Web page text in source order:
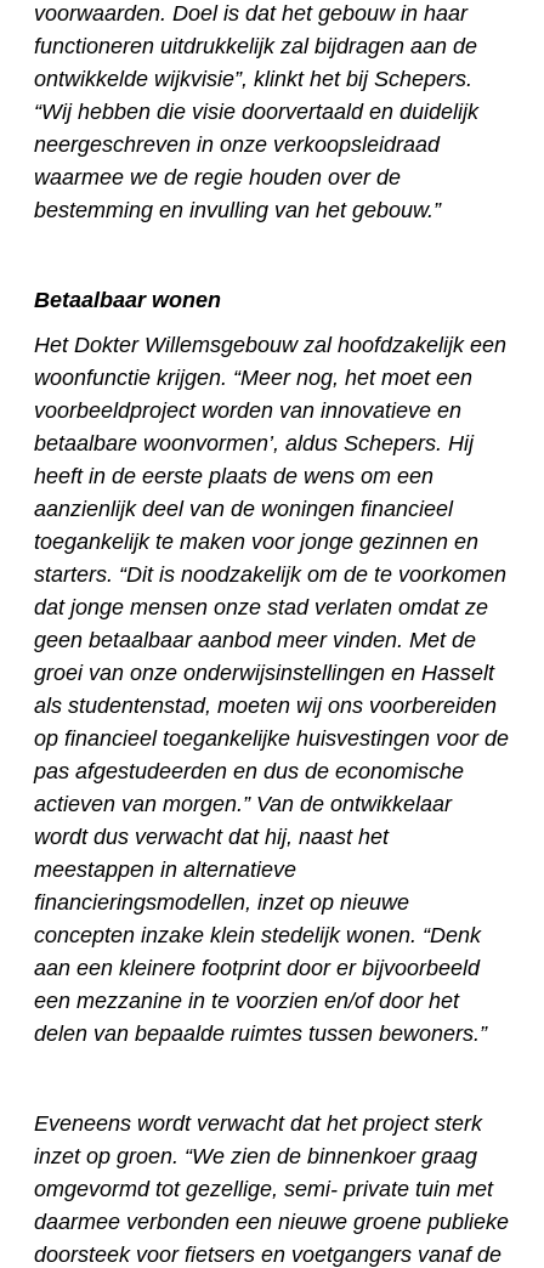
voorwaarden. Doel is dat het gebouw in haar
functioneren uitdrukkelijk zal bijdragen aan de
ontwikkelde wijkvisie”, klinkt het bij Schepers.
“Wij hebben die visie doorvertaald en duidelijk
neergeschreven in onze verkoopsleidraad
waarmee we de regie houden over de
bestemming en invulling van het gebouw.”
Betaalbaar wonen
Het Dokter Willemsgebouw zal hoofdzakelijk een
woonfunctie krijgen. “Meer nog, het moet een
voorbeeldproject worden van innovatieve en
betaalbare woonvormen’, aldus Schepers. Hij
heeft in de eerste plaats de wens om een
aanzienlijk deel van de woningen financieel
toegankelijk te maken voor jonge gezinnen en
starters. “Dit is noodzakelijk om de te voorkomen
dat jonge mensen onze stad verlaten omdat ze
geen betaalbaar aanbod meer vinden. Met de
groei van onze onderwijsinstellingen en Hasselt
als studentenstad, moeten wij ons voorbereiden
op financieel toegankelijke huisvestingen voor de
pas afgestudeerden en dus de economische
actieven van morgen.” Van de ontwikkelaar
wordt dus verwacht dat hij, naast het
meestappen in alternatieve
financieringsmodellen, inzet op nieuwe
concepten inzake klein stedelijk wonen. “Denk
aan een kleinere footprint door er bijvoorbeeld
een mezzanine in te voorzien en/of door het
delen van bepaalde ruimtes tussen bewoners.”
Eveneens wordt verwacht dat het project sterk
inzet op groen. “We zien de binnenkoer graag
omgevormd tot gezellige, semi- private tuin met
daarmee verbonden een nieuwe groene publieke
doorsteek voor fietsers en voetgangers vanaf de